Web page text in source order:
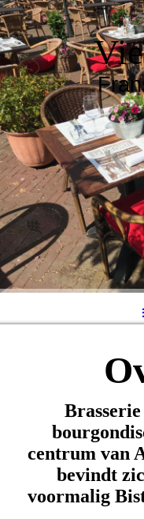
centrum van
bevindt
voormalig